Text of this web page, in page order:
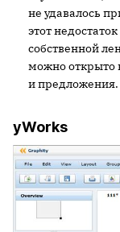
не удавалось
этот
собственной
можно открыто
и предложения.
yWorks